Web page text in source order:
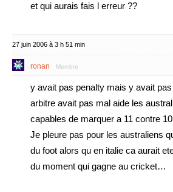
et qui aurais fais l erreur ??
27 juin 2006 à 3 h 51 min
ronan Membre
y avait pas penalty mais y avait
arbitre avait pas mal aide les
capables de marquer a 11 contre
Je pleure pas pour les australiens
du foot alors qu en italie ca aurait
du moment qui gagne au cricket…